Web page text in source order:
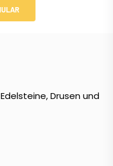
Drusen und